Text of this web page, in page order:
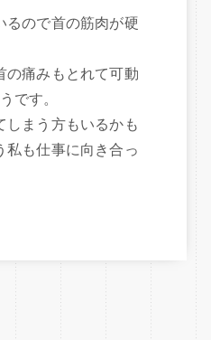
るので首の筋肉が硬
の痛みもとれて可動
です。
まう方もいるかも
私も仕事に向き合っ